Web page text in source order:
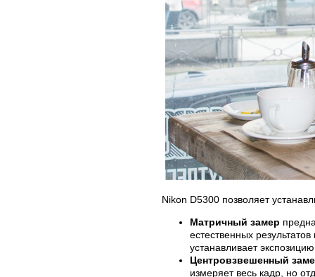
Nikon D5300 позволяет
Матричный замер
естественных
устанавливает
Центровзвешенный
измеряет весь кадр, но